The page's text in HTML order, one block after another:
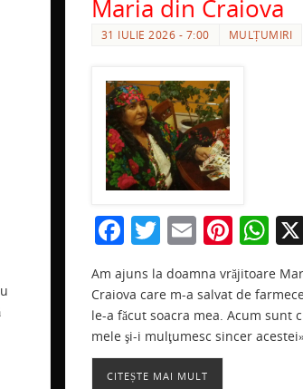
Maria din Craiova
31 IULIE 2026 - 7:00 MULȚUMIRI
F
a
c
e
b
o
T
w
itt
er
E
ai
l
Pi
nt
er
e
st
W
h
at
s
A
Am ajuns la doamna vrăjitoare
Craiova care m-a salvat de
le-a făcut soacra mea. Acum sunt
mele şi-i mulţumesc sincer
CITEȘTE MAI MULT